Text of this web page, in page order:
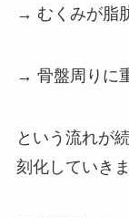
→ むくみが脂
→ 骨盤周りに
という流れが
刻化していきま